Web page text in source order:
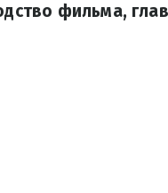
фильма,